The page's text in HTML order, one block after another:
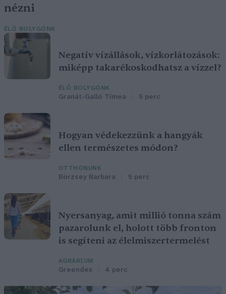
nézni
ÉLŐ BOLYGÓNK
Negatív vízállások, vízkorlátozások:
miképp takarékoskodhatsz a vízzel?
ÉLŐ BOLYGÓNK
Granát-Galló Tímea 5 perc
Hogyan védekezzünk a hangyák
ellen természetes módon?
OTTHONUNK
Börzsey Barbara 5 perc
Nyersanyag, amit millió tonna szám
pazarolunk el, holott több fronton
is segíteni az élelmiszertermelést
AGRÁRIUM
Greendex 4 perc